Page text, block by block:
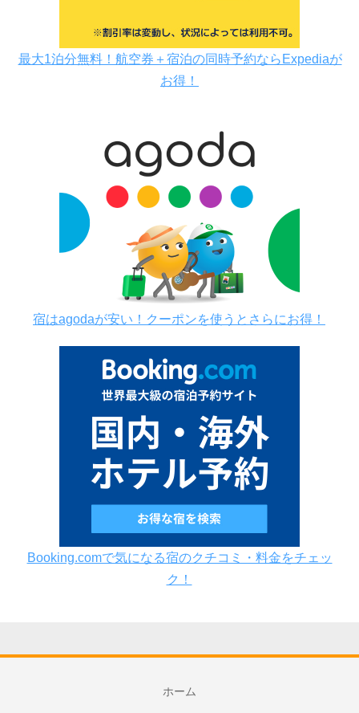
最大1泊分無料！航空券＋宿泊の同時予約ならExpediaが
お得！
宿はagodaが安い！クーポンを使うとさらにお得！
Booking.comで気になる宿のクチコミ・料金をチェッ
ク！
ホーム